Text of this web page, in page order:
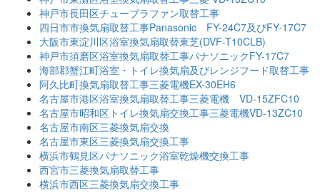
神戸市長田区チューブラファン取替工事
四日市市換気扇取替工事Panasonic FY-24C7及びFY-17C7
大阪市東淀川区浴室換気扇取替東芝(DVF-T10CLB)
神戸市須磨区浴室換気扇取替工事パナソニックFY-17C7
海部郡蟹江町浴室・トイレ換気扇及びレンジフード取替工事
阿久比町換気扇取替工事三菱電機EX-30EH6
名古屋市港区浴室換気扇取替工事三菱電機 VD-15ZFC10
名古屋市昭和区トイレ換気扇交換工事三菱電機VD-13ZC10
名古屋市南区三菱換気扇交換
名古屋市東区三菱換気扇交換工事
横浜市鶴見区パナソニック浴室乾燥機交換工事
西宮市三菱換気扇取替工事
横浜市西区三菱換気扇交換工事